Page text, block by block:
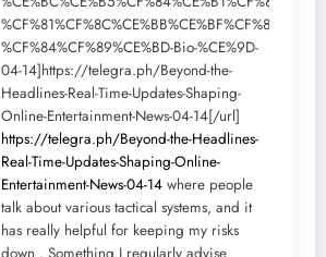
%CF%81%CF%8C%CE%BB%CE%BF%CF%82-
%CF%84%CF%89%CE%BD-Bio-%CE%9D-
04-14]https://telegra.ph/Beyond-the-
Headlines-Real-Time-Updates-Shaping-
Online-Entertainment-News-04-14[/url]
https://telegra.ph/Beyond-the-Headlines-
Real-Time-Updates-Shaping-Online-
Entertainment-News-04-14 where people
talk about various tactical systems, and it
has really helpful for keeping my risks